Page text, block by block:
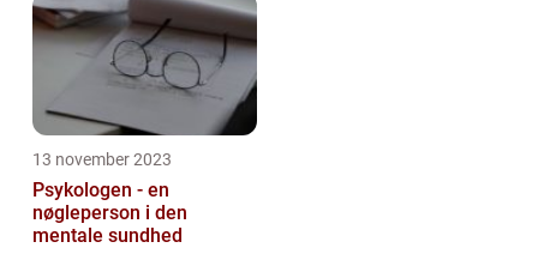
13 november 2023
Psykologen - en
nøgleperson i den
mentale sundhed